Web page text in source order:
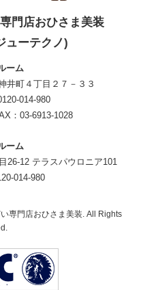
門店おひさま美装
ューテクノ)
ーム
町４丁目２７－３３
014-980
：03-6913-1028
ーム
26-12 テラスパウロニア101
014-980
専門店おひさま美装. All Rights